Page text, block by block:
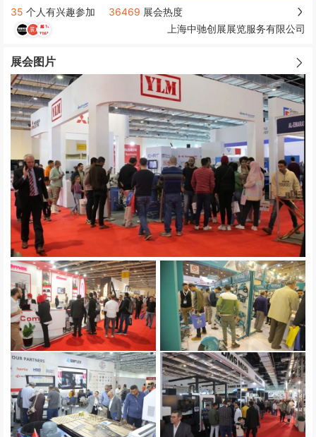
35 个人有兴趣参加 36469 展会热度
上海中驰创展展览服务有限公司
展会图片